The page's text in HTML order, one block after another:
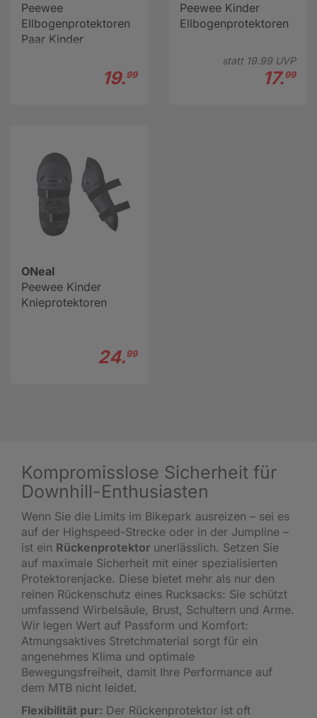
Peewee
Ellbogenprotektoren
Paar Kinder
19.99
Peewee Kinder
Ellbogenprotektoren
statt 19.99UVP
17.99
ONeal
Peewee Kinder
Knieprotektoren
24.99
Kompromisslose Sicherheit für
Downhill-Enthusiasten
Wenn Sie die Limits im Bikepark ausreizen – sei es
auf der Highspeed-Strecke oder in der Jumpline –
ist ein Rückenprotektor unerlässlich. Setzen Sie
auf maximale Sicherheit mit einer spezialisierten
Protektorenjacke. Diese bietet mehr als nur den
reinen Rückenschutz eines Rucksacks: Sie schützt
umfassend Wirbelsäule, Brust, Schultern und Arme.
Wir legen Wert auf Passform und Komfort:
Atmungsaktives Stretchmaterial sorgt für ein
angenehmes Klima und optimale
Bewegungsfreiheit, damit Ihre Performance auf
dem MTB nicht leidet.
Flexibilität pur: Der Rückenprotektor ist oft